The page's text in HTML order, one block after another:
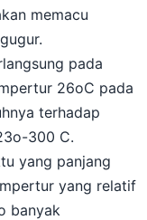
memacu
pada
26oC pada
terhadap
300 C.
yang panjang
yang relatif
banyak